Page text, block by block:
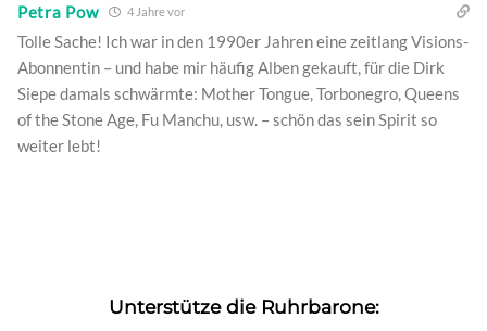
Petra Pow 4 Jahre vor
Tolle Sache! Ich war in den 1990er Jahren eine zeitlang Visions-
Abonnentin – und habe mir häufig Alben gekauft, für die Dirk
Siepe damals schwärmte: Mother Tongue, Torbonegro, Queens
of the Stone Age, Fu Manchu, usw. – schön das sein Spirit so
weiter lebt!
Unterstütze die Ruhrbarone: